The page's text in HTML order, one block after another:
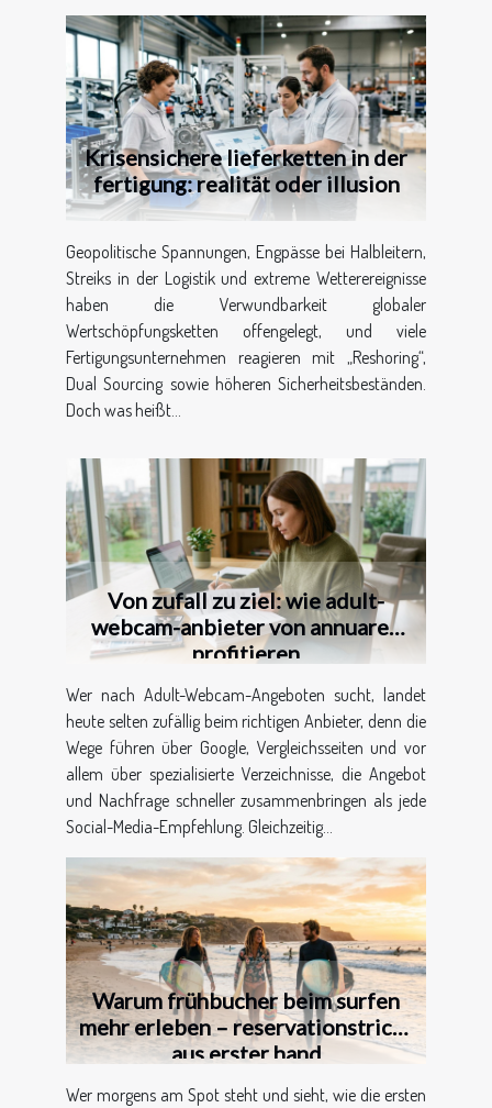
Krisensichere lieferketten in der
fertigung: realität oder illusion
Geopolitische Spannungen, Engpässe bei Halbleitern,
Streiks in der Logistik und extreme Wetterereignisse
haben die Verwundbarkeit globaler
Wertschöpfungsketten offengelegt, und viele
Fertigungsunternehmen reagieren mit „Reshoring“,
Dual Sourcing sowie höheren Sicherheitsbeständen.
Doch was heißt...
Von zufall zu ziel: wie adult-
webcam-anbieter von annuaren
profitieren
Wer nach Adult-Webcam-Angeboten sucht, landet
heute selten zufällig beim richtigen Anbieter, denn die
Wege führen über Google, Vergleichsseiten und vor
allem über spezialisierte Verzeichnisse, die Angebot
und Nachfrage schneller zusammenbringen als jede
Social-Media-Empfehlung. Gleichzeitig...
Warum frühbucher beim surfen
mehr erleben – reservationstricks
aus erster hand
Wer morgens am Spot steht und sieht, wie die ersten